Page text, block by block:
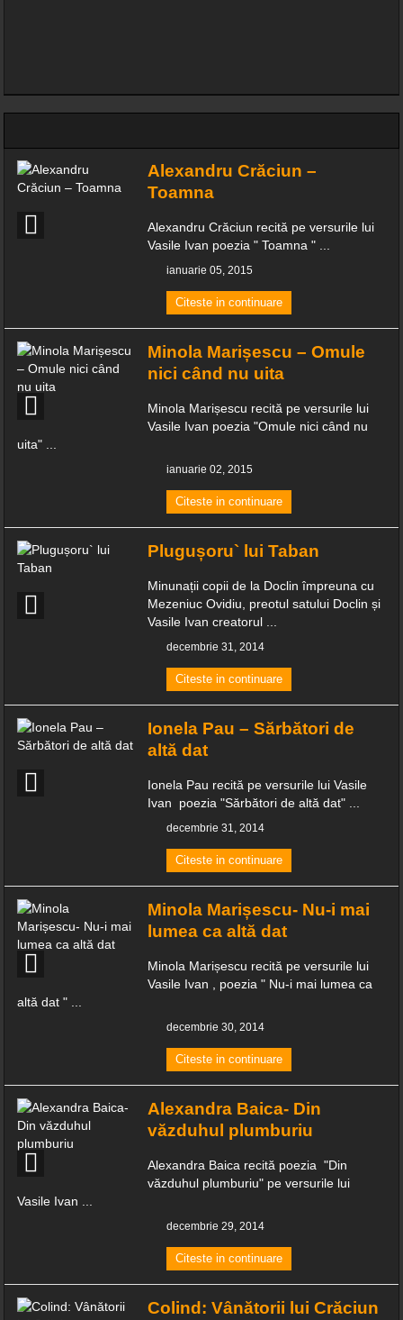
ANPC închid terase în zona gării din Herculane!
INFORMARE
Știința din spatele îmbrăcămintei de compresie pentru alergare
Alexandru Crăciun –
Toamna
Alexandru Crăciun recită pe versurile lui
Vasile Ivan poezia " Toamna " ...
ianuarie 05, 2015
Citeste in continuare
Minola Marișescu – Omule
nici când nu uita
Minola Marișescu recită pe versurile lui
Vasile Ivan poezia "Omule nici când nu
uita" ...
ianuarie 02, 2015
Citeste in continuare
Plugușoru` lui Taban
Minunații copii de la Doclin împreuna cu
Mezeniuc Ovidiu, preotul satului Doclin și
Vasile Ivan creatorul ...
decembrie 31, 2014
Citeste in continuare
Ionela Pau – Sărbători de
altă dat
Ionela Pau recită pe versurile lui Vasile
Ivan poezia "Sărbători de altă dat" ...
decembrie 31, 2014
Citeste in continuare
Minola Marișescu- Nu-i mai
lumea ca altă dat
Minola Marișescu recită pe versurile lui
Vasile Ivan , poezia " Nu-i mai lumea ca
altă dat " ...
decembrie 30, 2014
Citeste in continuare
Alexandra Baica- Din
văzduhul plumburiu
Alexandra Baica recită poezia "Din
văzduhul plumburiu" pe versurile lui
Vasile Ivan ...
decembrie 29, 2014
Citeste in continuare
Colind: Vânătorii lui Crăciun